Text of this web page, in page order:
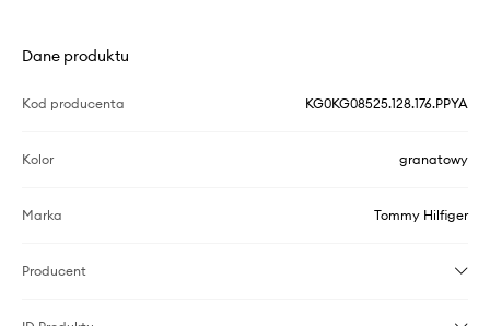
Dane produktu
Kod producenta KG0KG08525.128.176.PPYA
Kolor granatowy
Marka Tommy Hilfiger
Producent